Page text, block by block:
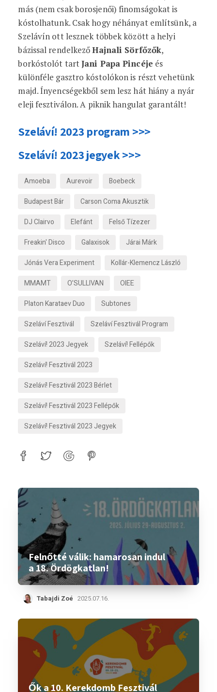
más (nem csak borosjenői) finomságokat is
kóstolhatunk. Csak hogy néhányat említsünk, a
Szelávín ott lesznek többek között a helyi
bázissal rendelkezőHajnali Sörfőzők,
borkóstolót tartJani Papa Pincéje és
különféle gasztro kóstolókon is részt vehetünk
majd. Ínyencségekből sem lesz hát hiány a nyár
eleji fesztiválon. A piknik hangulat garantált!
Szeláví! 2023 program >>>
Szeláví! 2023 jegyek >>>
Amoeba Aurevoir
Boebeck
Budapest Bár
Carson Coma Akusztik
DJ Clairvo
Elefánt
Felső Tízezer
Freakin' Disco
Galaxisok
Járai Márk
Jónás Vera Experiment
Kollár-Klemencz László
MMAMT
O’SULLIVAN
OIEE
Platon Karataev Duo
Subtones
Szeláví Fesztivál
Szeláví Fesztivál Program
Szeláví! 2023 Jegyek
Szeláví! Fellépők
Szeláví! Fesztivál 2023
Szeláví! Fesztivál 2023 Bérlet
Szeláví! Fesztivál 2023 Fellépők
Szeláví! Fesztivál 2023 Jegyek
Felnőtté válik: hamarosan indul
a 18. Ördögkatlan!
Tabajdi Zoé 2025.07.16.
Ők a 10. Kerekdomb Fesztivál